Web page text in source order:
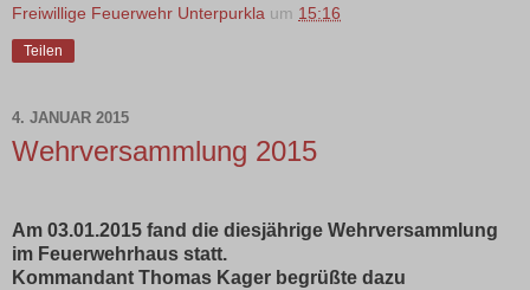
Freiwillige Feuerwehr Unterpurkla um 15:16
Teilen
4. JANUAR 2015
Wehrversammlung 2015
Am 03.01.2015 fand die diesjährige Wehrversammlung
im Feuerwehrhaus statt.
Kommandant Thomas Kager begrüßte dazu